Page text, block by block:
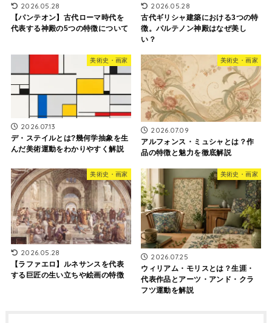
2026.05.28
【パンテオン】古代ローマ時代を
代表する神殿の5つの特徴について
2026.05.28
古代ギリシャ建築における3つの特
徴。パルテノン神殿はなぜ美し
い？
美術史・画家
2026.07.13
デ・ステイルとは?幾何学抽象を生
んだ美術運動をわかりやすく解説
美術史・画家
2026.07.09
アルフォンス・ミュシャとは？作
品の特徴と魅力を徹底解説
美術史・画家
2026.05.28
【ラファエロ】ルネサンスを代表
する巨匠の生い立ちや絵画の特徴
美術史・画家
2026.07.25
ウィリアム・モリスとは？生涯・
代表作品とアーツ・アンド・クラ
フツ運動を解説